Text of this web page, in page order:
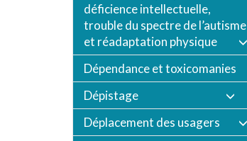
déficience intellectuelle,
trouble du spectre de l’autisme
et réadaptation physique
Dépendance et toxicomanies
Dépistage
Déplacement des usagers